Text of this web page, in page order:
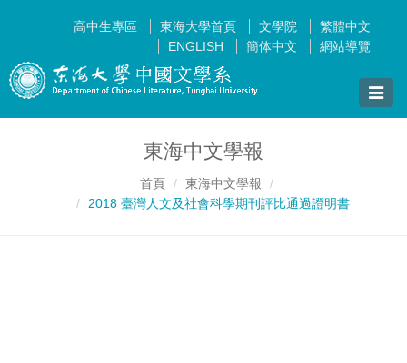
高中生專區 東海大學首頁 文學院
繁體中文
ENGLISH
簡体中文 網站導覽
Toggle
東海中文學報
首頁
東海中文學報
2018 臺灣人文及社會科學期刊評比通過證明書